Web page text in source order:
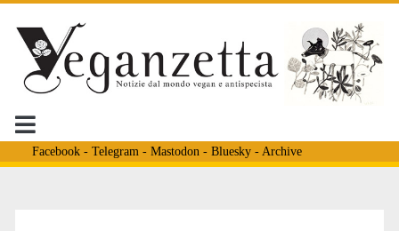
Facebook- Telegram - Mastodon - Bluesky- Archive